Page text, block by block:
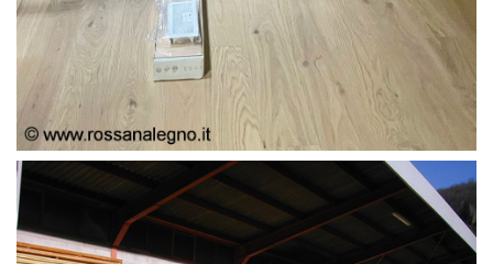
ROVERE SLAVONIA 1/A SCELTA